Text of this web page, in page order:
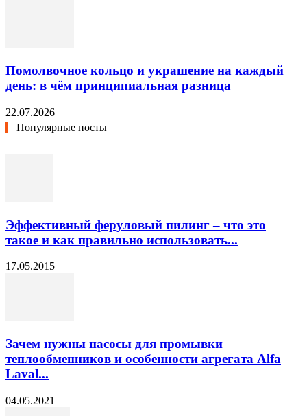
Помолвочное кольцо и украшение на каждый
день: в чём принципиальная разница
22.07.2026
Популярные посты
Эффективный феруловый пилинг – что это
такое и как правильно использовать...
17.05.2015
Зачем нужны насосы для промывки
теплообменников и особенности агрегата Alfa
Laval...
04.05.2021